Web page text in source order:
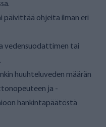
päivittää ohjeita ilman eri
vedensuodattimen tai
huuhteluveden määrän
ja -
hankintapäätöstä